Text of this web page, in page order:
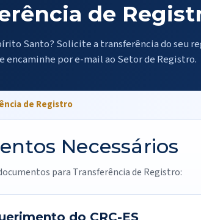
de
Santo? Solicite a transferência do seu
encaminhe por e-mail ao Setor de Registro.
de Registro
Necessários
para Transferência de Registro:
do CRC-ES